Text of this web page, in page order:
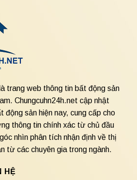
trang web thông tin bất động sản
Chungcuhn24h.net cập nhật
sản hiện nay, cung cấp cho
thông tin chính xác từ chủ đầu
nhìn phân tích nhận định về thị
từ các chuyên gia trong ngành.
HỆ